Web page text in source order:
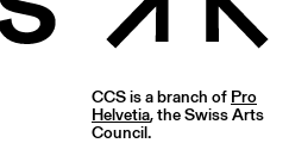
CCS is a branch of Pro
Helvetia, the Swiss Arts
Council.